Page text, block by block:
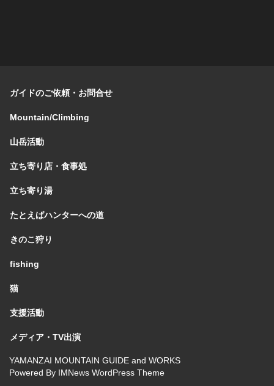
ガイドのご依頼・お問合せ
Mountain/Climbing
山岳活動
立ち寄り店・食事処
立ち寄り湯
たとえばハンターへの道
きのこ狩り
fishing
猫
支援活動
メディア・TV出演
YAMANZAI MOUNTAIN GUIDE and WORKS
Powered By IMNews WordPress Theme